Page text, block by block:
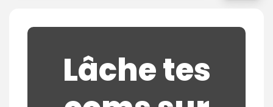
Lâche tes